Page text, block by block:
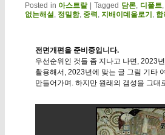
Posted in 아스트랄 |Tagged 담론, 디폴트
없는해설 정밀함, 중력 지배이데올로기 합
전면개편을 준비중입니다.
우선순위인 것들 좀 지나고 나면, 2023
활용해서, 2023년에 맞는 글 그림 기타
만들어가며. 하지만 원래의 갬성을 그대